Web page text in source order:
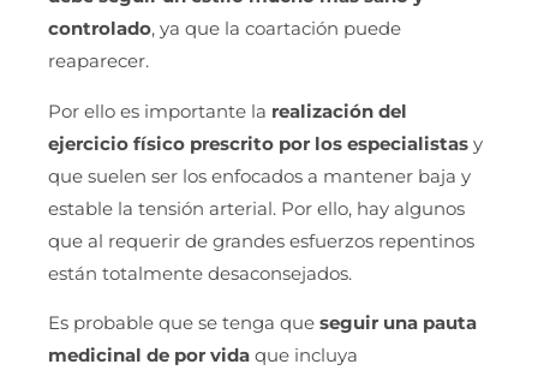
controlado, ya que la coartación puede
reaparecer.
Por ello es importante la realización del
ejercicio físico prescrito por los especialistas y
que suelen ser los enfocados a mantener baja y
estable la tensión arterial. Por ello, hay algunos
que al requerir de grandes esfuerzos repentinos
están totalmente desaconsejados.
Es probable que se tenga que seguir una pauta
medicinal de por vida que incluya